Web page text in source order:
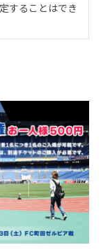
することはでき